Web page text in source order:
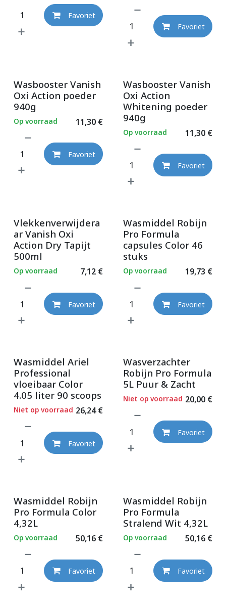
Favoriet
Favoriet
Wasbooster Vanish
Oxi Action poeder
940g
11,30€
Op voorraad
Favoriet
Wasbooster Vanish
Oxi Action
Whitening poeder
940g
11,30€
Op voorraad
Favoriet
Vlekkenverwijdera
ar Vanish Oxi
Action Dry Tapijt
500ml
7,12€
Op voorraad
Favoriet
Wasmiddel Robijn
Pro Formula
capsules Color 46
stuks
19,73 €
Op voorraad
Favoriet
Wasmiddel Ariel
Professional
vloeibaar Color
4.05 liter 90 scoops
26,24€
Niet op voorraad
Favoriet
Wasverzachter
Robijn Pro Formula
5L Puur & Zacht
20,00€
Niet op voorraad
Favoriet
Wasmiddel Robijn
Pro Formula Color
4,32L
50,16€
Op voorraad
Favoriet
Wasmiddel Robijn
Pro Formula
Stralend Wit 4,32L
50,16€
Op voorraad
Favoriet